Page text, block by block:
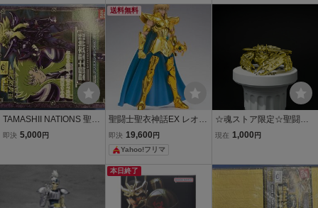
プリコーンシュラ(リバイ
バル版) 聖闘士星矢 完成
品 可動フィギュア
イレーンソレント★セイ
ントクロスマイス★
TAMASHII NATIONS 聖闘
士聖衣神話 アリエスシオ
即決 5,000 円
送料無料
聖闘士聖衣神話EX レオア
イオリア〈リバイバル
版〉 『聖闘士星矢』
即決 19,600 円
Yahoo!フリマ
☆魂ストア限定☆聖闘士
聖衣神話APPENDIX 黄金
SHII NATIONS魂ネイショ
ンズBANDAIバンダイ
現在 1,000 円
本日終了